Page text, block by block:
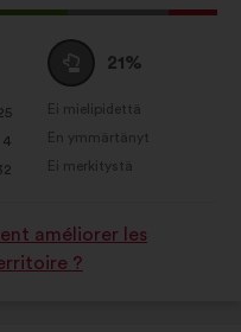
4
Äänestä
tyhjää
:
21%
seuraavasti:
Ei mielipidettä
:kertaa
En ymmärtänyt
:kertaa
Ei merkitystä
:kertaa
améliorer les
?